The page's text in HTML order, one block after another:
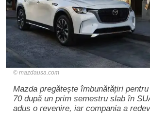
mazdausa.com
Mazda pregătește îmbunătățiri
70 după un prim semestru slab în
adus o revenire, iar compania a